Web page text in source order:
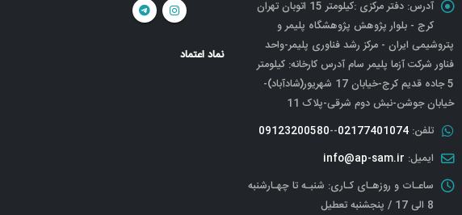
آدرس:
دفتر مرکزی :کیلومتر 15 اتوبان تهران
کرج - بلوار پژوهش پژوهشگاه پلیمر و
پتروشیمی ایران - مرکز رشد فناوری پلیمر-واحد
فناور شرکت آزما پلیمر سام آدرس کارخانه: کیلومتر
5 جاده قدیم کرج-خیابان 17 شهریور(شادآباد)-
خیابان جوشن-نبش دوم شرقی-پلاک 11
تلفن: 02177401074
--
09123200580
ایمیل: info@ap-sam.ir
ساعـات و روزهـای کـاری: شنبـه تا چهـارشنبه
8 الی 17 / پنجشنبه تعطیل
نماد اعتماد